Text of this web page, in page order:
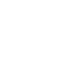
SERVICIOS